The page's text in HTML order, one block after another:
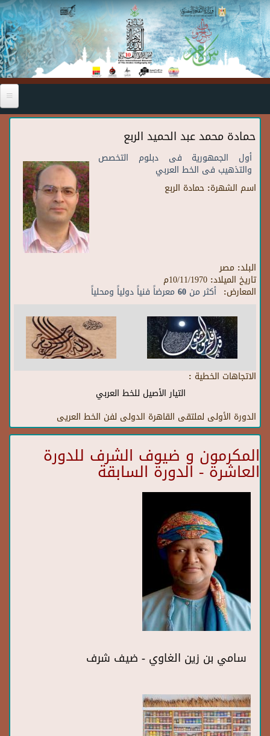
Skip to main content
حمادة محمد عبد الحميد الربع
أول الجمهورية فى دبلوم التخصص
والتذهيب فى الخط العربي
اسم الشهرة: حمادة الربع
البلد: مصر
تاريخ الميلاد: 10/11/1970م
المعارض: أكثر من 60 معرضاً فنياً دولياً ومحلياً
الاتجاهات الخطية :
التيار الأصيل للخط العربي
الدورة الأولى لملتقى القاهرة الدولى لفن الخط العريى
المكرمون و ضيوف الشرف للدورة
العاشرة - الدورة السابقة
سامي بن زين الغاوي - ضيف شرف